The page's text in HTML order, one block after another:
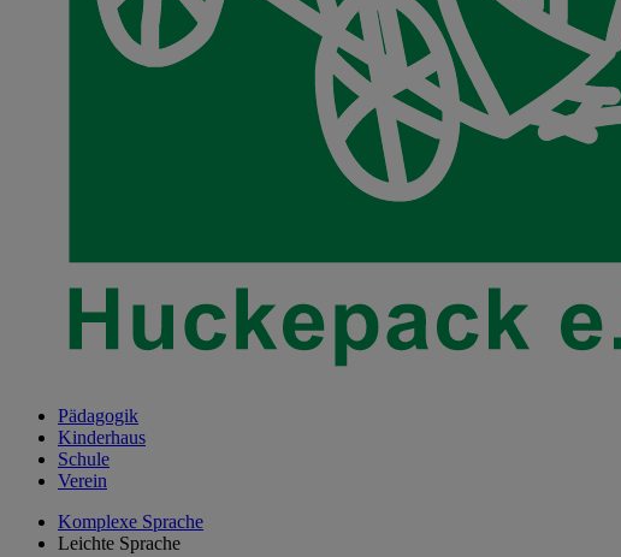
Pädagogik
Kinderhaus
Schule
Verein
Komplexe Sprache
Leichte Sprache